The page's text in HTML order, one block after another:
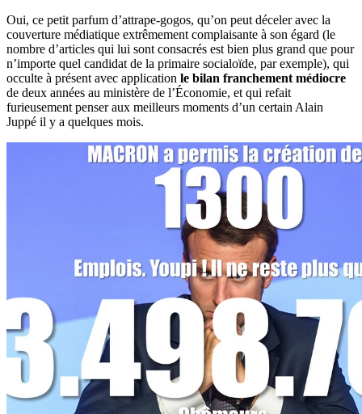
Oui, ce petit parfum d’attrape-gogos, qu’on peut déceler avec la
couverture médiatique extrêmement complaisante à son égard (le
nombre d’articles qui lui sont consacrés est bien plus grand que pour
n’importe quel candidat de la primaire socialoïde, par exemple), qui
occulte à présent avec application le bilan franchement médiocre
de deux années au ministère de l’Économie, et qui refait
furieusement penser aux meilleurs moments d’un certain Alain
Juppé il y a quelques mois.